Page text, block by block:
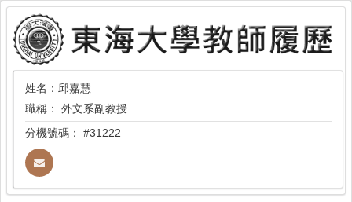
姓名：邱嘉慧
職稱： 外文系副教授
分機號碼： #31222